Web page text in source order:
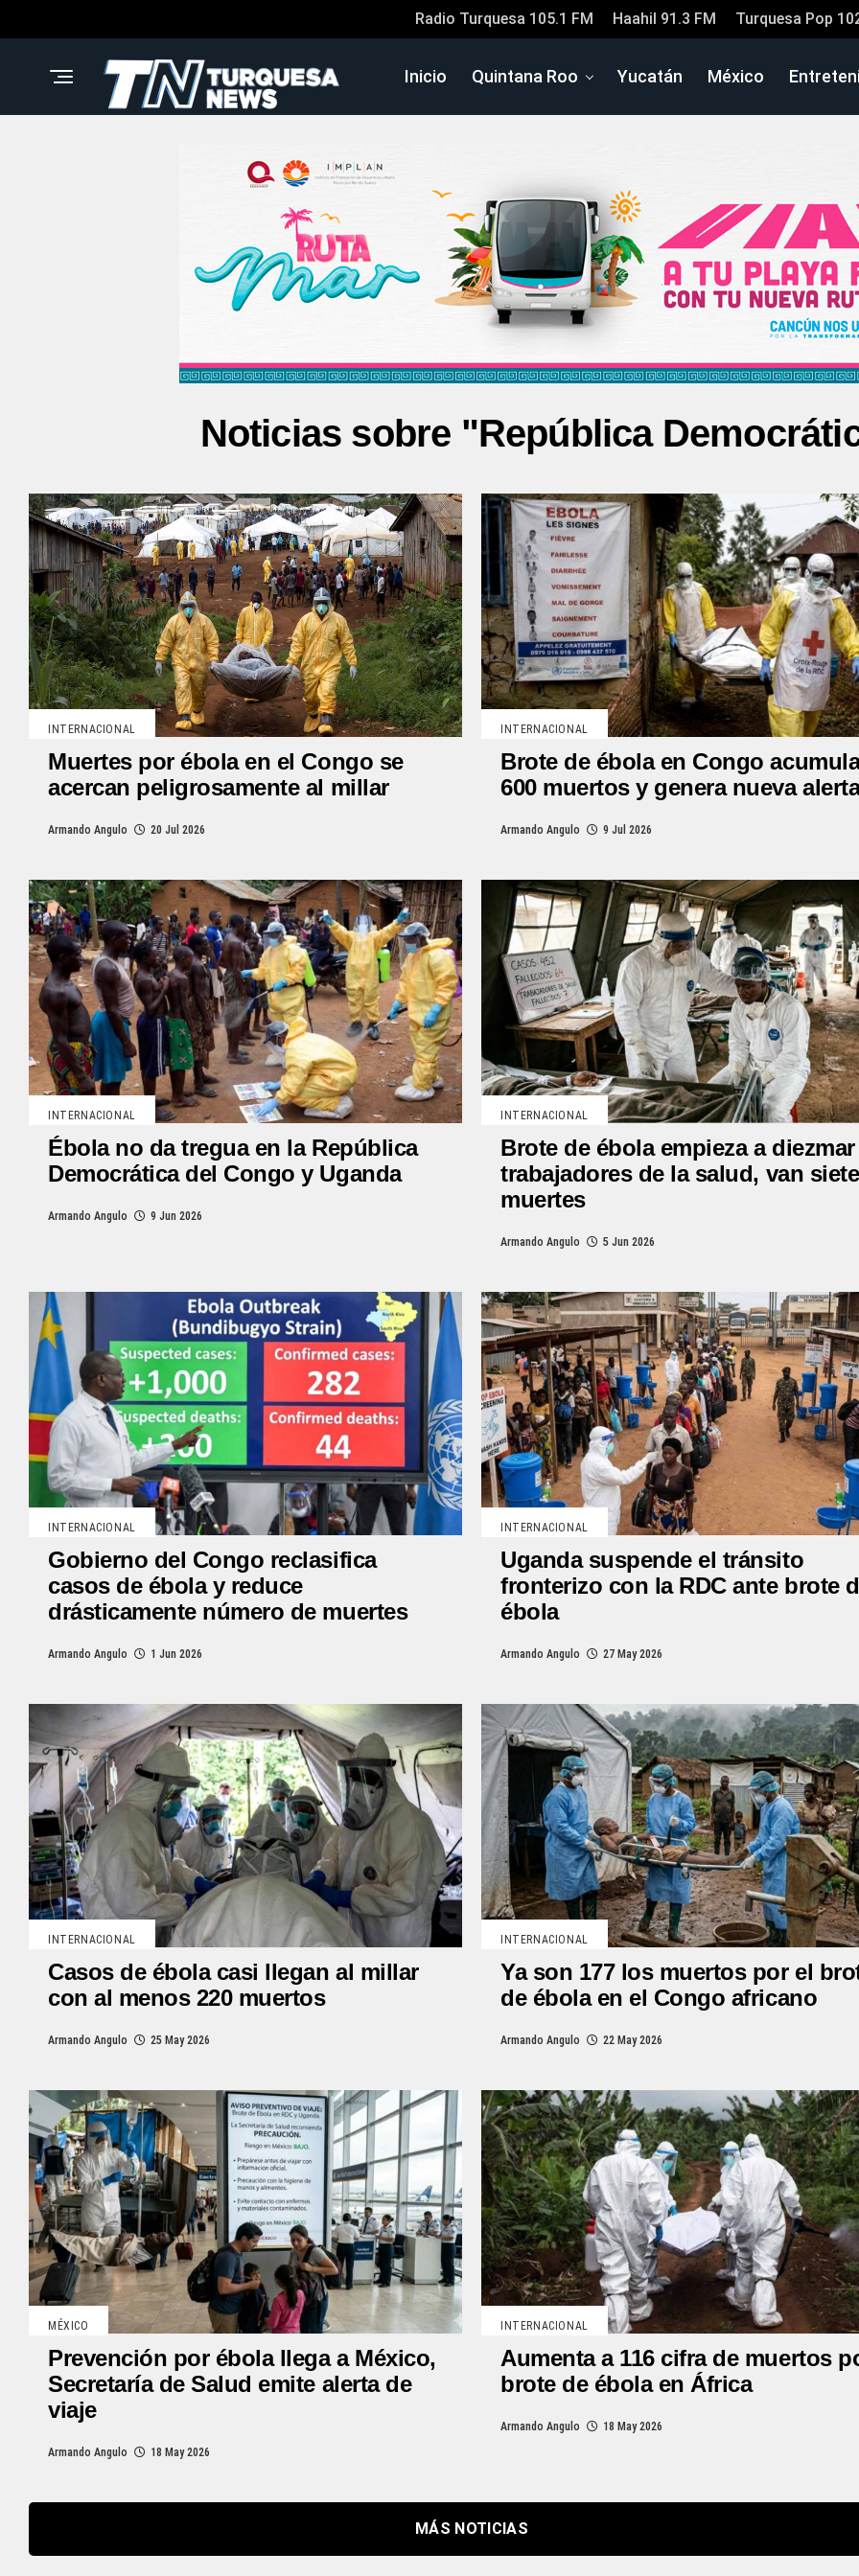
Radio Turquesa 105.1 FM Haahil 91.3 FM Turquesa Pop
Inicio Quintana Roo Yucatán México
Noticias sobre "República
INTERNACIONAL
Muertes por ébola en el Congo se
acercan peligrosamente al millar
Armando Angulo 20 Jul 2026
INTERNACIONAL
Brote de ébola en Congo
600 muertos y genera nueva
Armando Angulo 9 Jul 2026
INTERNACIONAL
Ébola no da tregua en la República
Democrática del Congo y Uganda
Armando Angulo 9 Jun 2026
INTERNACIONAL
Brote de ébola empieza a diezmar
trabajadores de la salud, van siete
muertes
Armando Angulo 5 Jun 2026
INTERNACIONAL
Gobierno del Congo reclasifica
casos de ébola y reduce
drásticamente número de muertes
Armando Angulo 1 Jun 2026
INTERNACIONAL
Uganda suspende el tránsito
fronterizo con la RDC ante brote
ébola
Armando Angulo 27 May 2026
INTERNACIONAL
Casos de ébola casi llegan al millar
con al menos 220 muertos
Armando Angulo 25 May 2026
INTERNACIONAL
Ya son 177 los muertos por el
de ébola en el Congo africano
Armando Angulo 22 May 2026
MÉXICO
Prevención por ébola llega a México,
Secretaría de Salud emite alerta de
viaje
Armando Angulo 18 May 2026
INTERNACIONAL
Aumenta a 116 cifra de muertos
brote de ébola en África
Armando Angulo 18 May 2026
MÁS NOTICIAS